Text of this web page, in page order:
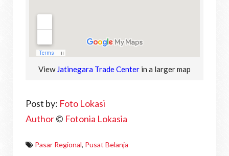
View Jatinegara Trade Center in a larger map
Post by: Foto Lokasi
Author© Fotonia Lokasia
Pasar Regional, Pusat Belanja